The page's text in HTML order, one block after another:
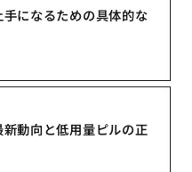
になるための具体的な
動向と低用量ピルの正